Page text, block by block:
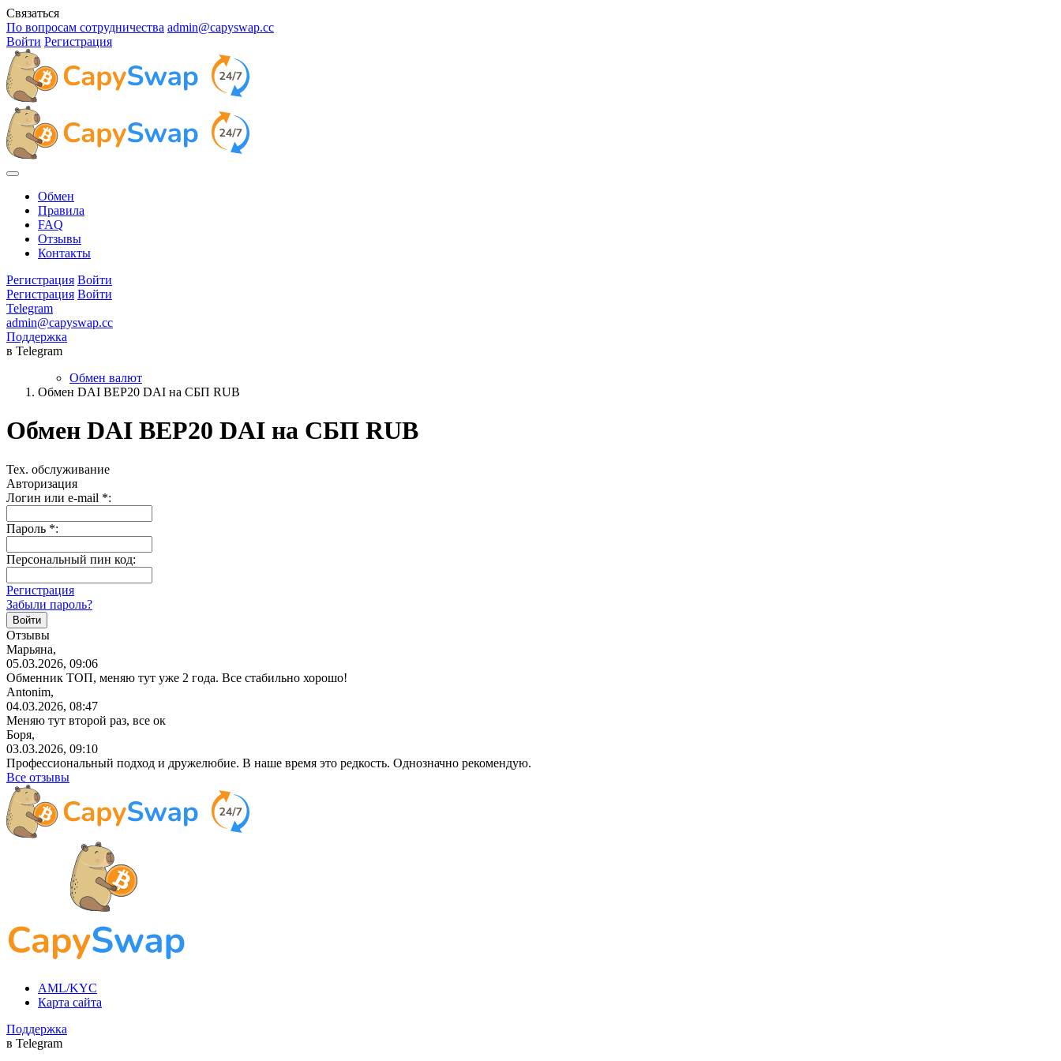
Связаться
По вопросам сотрудничества admin@capyswap.cc
Войти Регистрация
Обмен
Правила
FAQ
Отзывы
Контакты
Регистрация Войти
Регистрация Войти
Telegram
admin@capyswap.cc
Поддержка
в Telegram
Обмен валют
Обмен DAI BEP20 DAI на СБП RUB
Обмен DAI BEP20 DAI на СБП RUB
Тех. обслуживание
Авторизация
Логин или e-mail *:
Пароль *:
Персональный пин код:
Регистрация
Забыли пароль?
Отзывы
Марьяна,
05.03.2026, 09:06
Обменник ТОП, меняю тут уже 2 года. Все стабильно хорошо!
Antonim,
04.03.2026, 08:47
Меняю тут второй раз, все ок
Боря,
03.03.2026, 09:10
Профессиональный подход и дружелюбие. В наше время это редкость. Однозначно рекомендую.
Все отзывы
AML/KYC
Карта сайта
Поддержка
в Telegram